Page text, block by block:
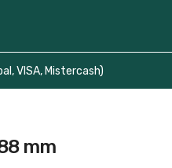
VISA, Mistercash)
mm